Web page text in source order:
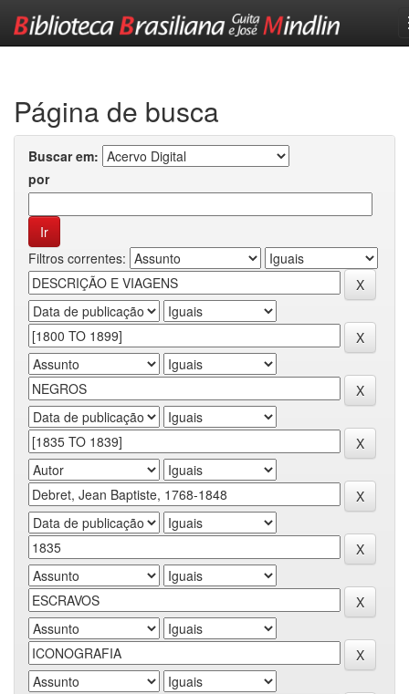
Página de busca
Buscar em:
por
Filtros correntes: